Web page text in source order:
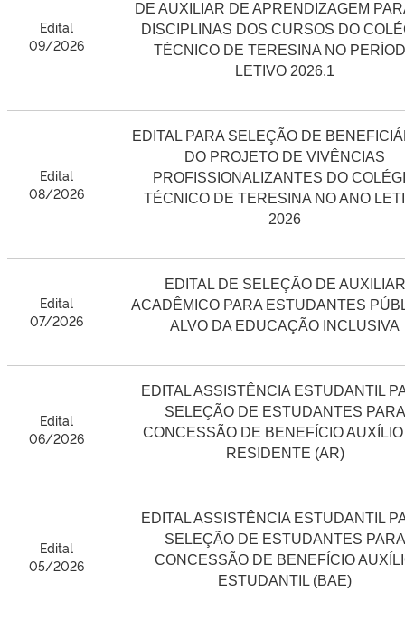
Edital
09/2026
DE AUXILIAR DE APRENDIZAGEM
DISCIPLINAS DOS CURSOS DO
TÉCNICO DE TERESINA NO
LETIVO 2026.1
Edital
08/2026
EDITAL PARA SELEÇÃO DE
DO PROJETO DE VIVÊNCIAS
PROFISSIONALIZANTES DO
TÉCNICO DE TERESINA NO ANO
2026
Edital
07/2026
EDITAL DE SELEÇÃO DE AUXILIAR
ACADÊMICO PARA ESTUDANTES
ALVO DA EDUCAÇÃO INCLUSIVA
Edital
06/2026
EDITAL ASSISTÊNCIA ESTUDANTIL
SELEÇÃO DE ESTUDANTES PARA
CONCESSÃO DE BENEFÍCIO AUXÍLIO
RESIDENTE (AR)
Edital
05/2026
EDITAL ASSISTÊNCIA ESTUDANTIL
SELEÇÃO DE ESTUDANTES PARA
CONCESSÃO DE BENEFÍCIO
ESTUDANTIL (BAE)